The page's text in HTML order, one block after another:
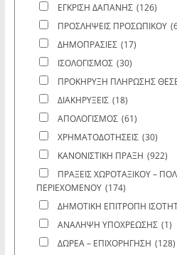
ΕΓΚΡΙΣΗ ΔΑΠΑΝΗΣ (126)
ΠΡΟΣΛΗΨΕΙΣ ΠΡΟΣΩΠΙΚΟΥ
ΔΗΜΟΠΡΑΣΙΕΣ (17)
ΙΣΟΛΟΓΙΣΜΟΣ (30)
ΠΡΟΚΗΡΥΞΗ ΠΛΗΡΩΣΗΣ
ΔΙΑΚΗΡΥΞΕΙΣ (18)
ΑΠΟΛΟΓΙΣΜΟΣ (61)
ΧΡΗΜΑΤΟΔΟΤΗΣΕΙΣ (30)
ΚΑΝΟΝΙΣΤΙΚΗ ΠΡΑΞΗ (922)
ΠΡΑΞΕΙΣ ΧΩΡΟΤΑΞΙΚΟΥ –
ΠΕΡΙΕΧΟΜΕΝΟΥ (174)
ΔΗΜΟΤΙΚΗ ΕΠΙΤΡΟΠΗ
ΑΝΑΛΗΨΗ ΥΠΟΧΡΕΩΣΗΣ (1)
ΔΩΡΕΑ – ΕΠΙΧΟΡΗΓΗΣΗ (128)